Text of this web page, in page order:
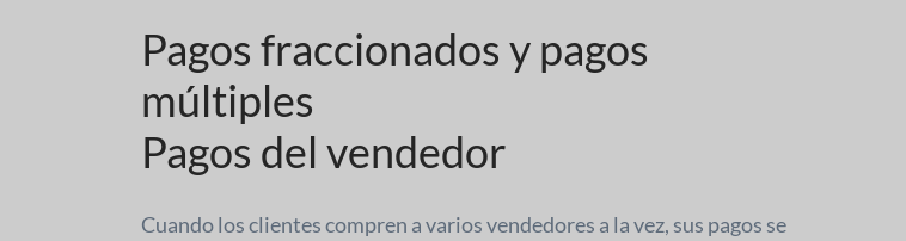
Pagos fraccionados y pagos
múltiples
Pagos del vendedor
Cuando los clientes compren a varios vendedores a la vez, sus pagos se